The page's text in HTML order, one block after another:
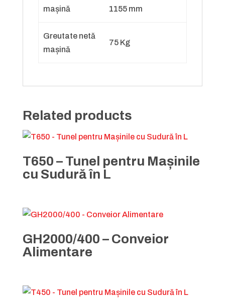
mașină
1155 mm
Greutate netă
mașină
75 Kg
Related products
T650 – Tunel pentru Mașinile
cu Sudură în L
GH2000/400 – Conveior
Alimentare